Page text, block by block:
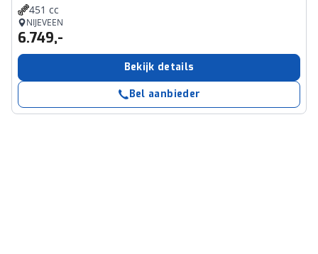
451 cc
NIJEVEEN
6.749,-
Bekijk details
Bel aanbieder